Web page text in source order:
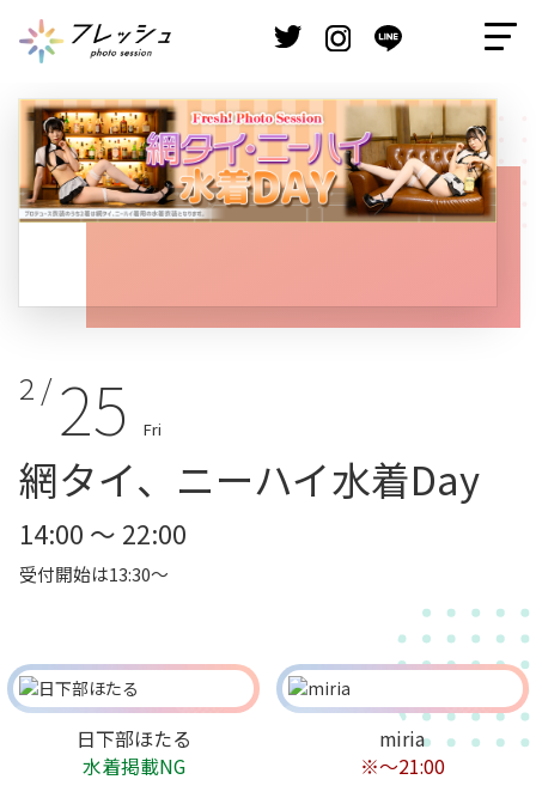
2 / 25 Fri
網タイ、ニーハイ水着Day
14:00 ～ 22:00
受付開始は13:30～
日下部ほたる
水着掲載NG
miria
※〜21:00